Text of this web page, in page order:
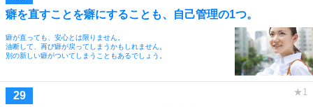
癖を直すことを癖にすることも、自己管理の1つ。
癖が直っても、安心とは限りません。
油断して、再び癖が戻ってしまうかもしれません。
別の新しい癖がついてしまうこともあるでしょう。